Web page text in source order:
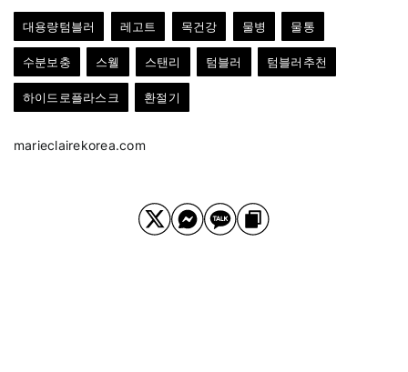
대용량텀블러 레고트 목건강 물병 물통
수분보충 스웰 스탠리 텀블러 텀블러추천
하이드로플라스크 환절기
marieclairekorea.com